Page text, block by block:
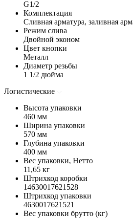
G1/2
Комплектация
Сливная арматура, заливная
Режим слива
Двойной эконом
Цвет кнопки
Металл
Диаметр резьбы
1 1/2 дюйма
Логистические
Высота упаковки
460 мм
Ширина упаковки
570 мм
Глубина упаковки
400 мм
Вес упаковки, Нетто
11,65 кг
Штрихкод коробки
14630017621528
Штрихкод упаковки
4630017621521
Вес упаковки брутто (кг)